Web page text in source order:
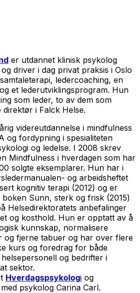
er utdannet klinisk psykolog
driver i dag privat praksis i Oslo
ledercoaching, en
et lederutviklingsprogram. Hun
som leder, to av dem som
direktør i Falck Helse.
videreutdannelse i mindfulness
og fordypning i spesialiteten
og ledelse. I 2008 skrev
Mindfulness i hverdagen som har
solgte eksemplarer. Hun har i
og arbeidsheftet
kognitiv terapi (2012) og er
boken Sunn, sterk og frisk (2015)
Helsedirektoratets anbefalinger
og kosthold. Hun er opptatt av å
kunnskap, normalisere
og fjerne tabuer og har over flere
kurs og foredrag for både
og bedrifter i
sektor.
Hverdagspsykologi og
med psykolog Carina Carl.